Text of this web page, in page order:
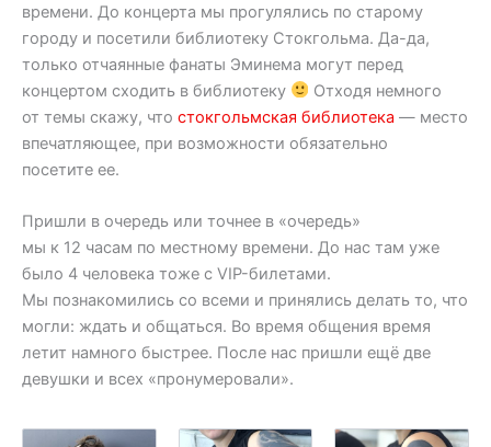
времени. До концерта мы прогулялись по старому
городу и посетили библиотеку Стокгольма. Да-да,
только отчаянные фанаты Эминема могут перед
концертом сходить в библиотеку
Отходя немного
от темы скажу, что стокгольмская библиотека — место
впечатляющее, при возможности обязательно
посетите ее.
Пришли в очередь или точнее в «очередь»
мы к 12 часам по местному времени. До нас там уже
было 4 человека тоже с VIP-билетами.
Мы познакомились со всеми и принялись делать то, что
могли: ждать и общаться. Во время общения время
летит намного быстрее. После нас пришли ещё две
девушки и всех «пронумеровали».